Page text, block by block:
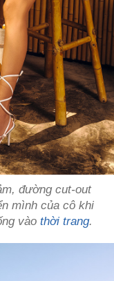
đường cut-out
mình của cô khi
vàothời trang.